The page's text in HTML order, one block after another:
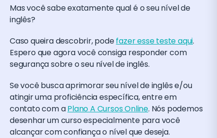
Mas você sabe exatamente qual é o seu nível de
inglês?
Caso queira descobrir, podefazer esse teste aqui.
Espero que agora você consiga responder com
segurança sobre o seu nível de inglês.
Se você busca aprimorar seu nível de inglês e/ou
atingir uma proficiência específica, entre em
contato com aPlano A Cursos Online. Nós podemos
desenhar um curso especialmente para você
alcançar com confiança o nível que deseja.